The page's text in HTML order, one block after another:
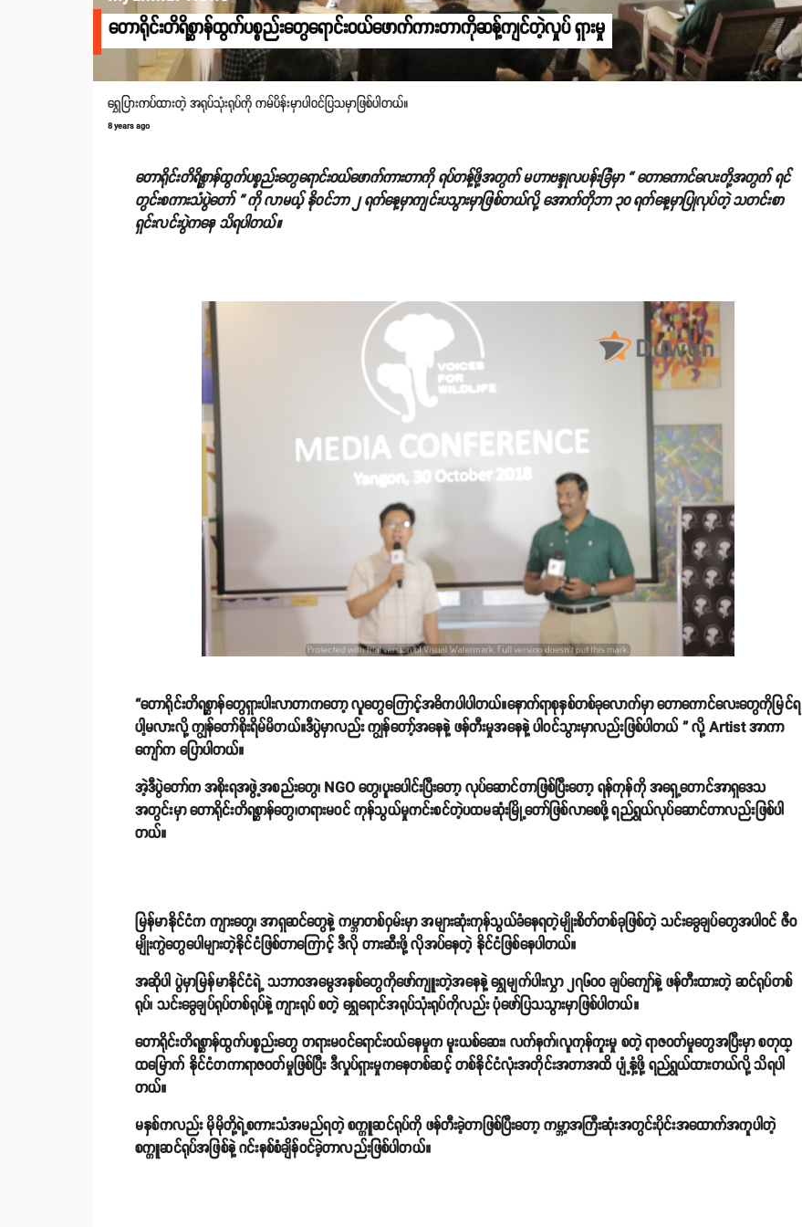
တောရိုင်းတိရိစ္ဆာန်ထွက်ပစ္စည်းတွေရောင်းဝယ်ဖောက်ကားတာကိုဆန့်ကျင်တဲ့လှုပ် ရှားမှု
ရွှေပြားကပ်ထားတဲ့ အရုပ်သုံးရုပ်ကို ကမ်ပိန်းမှာပါဝင်ပြသမှာဖြစ်ပါတယ်။
8 years ago
တောရိုင်းတိရိစ္ဆာန်ထွက်ပစ္စည်းတွေရောင်းဝယ်ဖောက်ကားတာကို ရပ်တန့်ဖို့အတွက် မဟာဗန္ဒုလပန်းခြံမှာ “ တောကောင်လေးတို့အတွက် ရင်
တွင်းစကားသံပွဲတော် ” ကို လာမယ့် နိုဝင်ဘာ ၂ ရက်နေ့မှာကျင်းပသွားမှာဖြစ်တယ်လို့ အောက်တိုဘာ ၃၀ ရက်နေ့မှာပြုလုပ်တဲ့ သတင်းစာ
ရှင်းလင်းပွဲကနေ သိရပါတယ်။
“တောရိုင်းတိရစ္ဆာန်တွေရှားပါးလာတာကတော့ လူတွေကြောင့်အဓိကပါပါတယ်။နောက်ရာစုနှစ်တစ်ခုလောက်မှာ တောကောင်လေးတွေကိုမြင်ရ
ပါ့မလားလို့ ကျွန်တော်စိုးရိမ်မိတယ်။ဒီပွဲမှာလည်း ကျွန်တော့်အနေနဲ့ ဖန်တီးမှုအနေနဲ့ ပါဝင်သွားမှာလည်းဖြစ်ပါတယ် ” လို့ Artist အာကာ
ကျော်က ပြောပါတယ်။
အဲ့ဒီပွဲတော်က အစိုးရအဖွဲ့အစည်းတွေ၊ NGO တွေ၊ပူးပေါင်းပြီးတော့ လုပ်ဆောင်တာဖြစ်ပြီးတော့ ရန်ကုန်ကို အရှေ့တောင်အာရှဒေသ
အတွင်းမှာ တောရိုင်းတိရစ္ဆာန်တွေ၊တရားမဝင် ကုန်သွယ်မှုကင်းစင်တဲ့ပထမဆုံးမြို့တော်ဖြစ်လာစေဖို့ ရည်ရွယ်လုပ်ဆောင်တာလည်းဖြစ်ပါ
တယ်။
မြန်မာနိုင်ငံက ကျားတွေ၊ အာရှဆင်တွေနဲ့ ကမ္ဘာတစ်ဝှမ်းမှာ အများဆုံးကုန်သွယ်ခံနေရတဲ့မျိုးစိတ်တစ်ခုဖြစ်တဲ့ သင်းခွေချပ်တွေအပါဝင် ဇီဝ
မျိုးကွဲတွေပေါများတဲ့နိုင်ငံဖြစ်တာကြောင့် ဒီလို တားဆီးဖို့ လိုအပ်နေတဲ့ နိုင်ငံဖြစ်နေပါတယ်။
အဆိုပါ ပွဲမှာမြန်မာနိုင်ငံရဲ့ သဘာဝအမွေအနှစ်တွေကိုဖော်ကျူးတဲ့အနေနဲ့ ရွှေမျက်ပါးလွှာ ၂၇၆၀၀ ချပ်ကျော်နဲ့ ဖန်တီးထားတဲ့ ဆင်ရုပ်တစ်
ရုပ်၊ သင်းခွေချပ်ရုပ်တစ်ရုပ်နဲ့ ကျားရုပ် စတဲ့ ရွှေရောင်အရုပ်သုံးရုပ်ကိုလည်း ပုံဖော်ပြသသွားမှာဖြစ်ပါတယ်။
တောရိုင်းတိရစ္ဆာန်ထွက်ပစ္စည်းတွေ တရားမဝင်ရောင်းဝယ်နေမှုက မူးယစ်ဆေး၊ လက်နက်၊လူကုန်ကူးမှု စတဲ့ ရာဇဝတ်မှုတွေအပြီးမှာ စတုထ္
ထမြောက် နိုင်ငံတကာရာဇဝတ်မှုဖြစ်ပြီး ဒီလှုပ်ရှားမှုကနေတစ်ဆင့် တစ်နိုင်ငံလုံးအတိုင်းအတာအထိ ပျံ့နှံ့ဖို့ ရည်ရွယ်ထားတယ်လို့ သိရပါ
တယ်။
မနှစ်ကလည်း မိုမိုတို့ရဲ့စကားသံအမည်ရတဲ့ စက္ကူဆင်ရုပ်ကို ဖန်တီးခဲ့တာဖြစ်ပြီးတော့ ကမ္ဘာ့အကြီးဆုံးအတွင်းပိုင်းအထောက်အကူပါတဲ့
စက္ကူဆင်ရုပ်အဖြစ်နဲ့ ဂင်းနစ်စံချိန်ဝင်ခဲ့တာလည်းဖြစ်ပါတယ်။